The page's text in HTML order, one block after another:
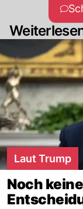
Laut Trump
Noch